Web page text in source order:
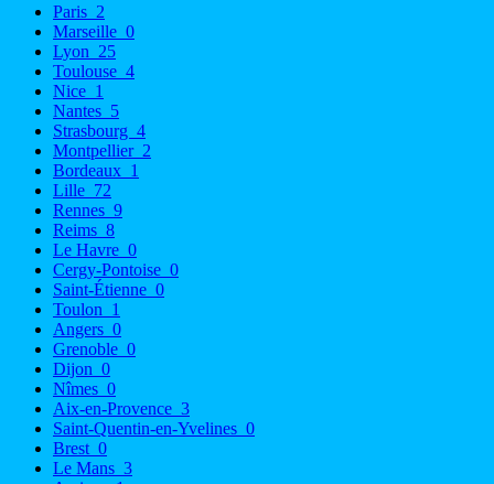
Paris 2
Marseille 0
Lyon 25
Toulouse 4
Nice 1
Nantes 5
Strasbourg 4
Montpellier 2
Bordeaux 1
Lille 72
Rennes 9
Reims 8
Le Havre 0
Cergy-Pontoise 0
Saint-Étienne 0
Toulon 1
Angers 0
Grenoble 0
Dijon 0
Nîmes 0
Aix-en-Provence 3
Saint-Quentin-en-Yvelines 0
Brest 0
Le Mans 3